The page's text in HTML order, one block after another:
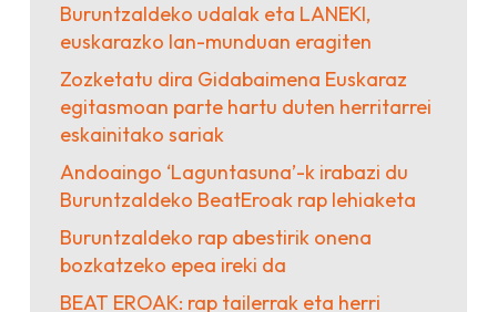
Buruntzaldeko udalak eta LANEKI,
euskarazko lan-munduan eragiten
Zozketatu dira Gidabaimena Euskaraz
egitasmoan parte hartu duten herritarrei
eskainitako sariak
Andoaingo ‘Laguntasuna’-k irabazi du
Buruntzaldeko BeatEroak rap lehiaketa
Buruntzaldeko rap abestirik onena
bozkatzeko epea ireki da
BEAT EROAK: rap tailerrak eta herri